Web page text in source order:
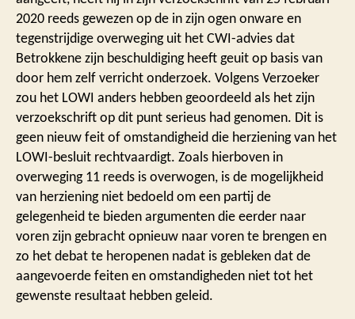
2020 reeds gewezen op de in zijn ogen onware en
tegenstrijdige overweging uit het CWI-advies dat
Betrokkene zijn beschuldiging heeft geuit op basis van
door hem zelf verricht onderzoek. Volgens Verzoeker
zou het LOWI anders hebben geoordeeld als het zijn
verzoekschrift op dit punt serieus had genomen. Dit is
geen nieuw feit of omstandigheid die herziening van het
LOWI-besluit rechtvaardigt. Zoals hierboven in
overweging 11 reeds is overwogen, is de mogelijkheid
van herziening niet bedoeld om een partij de
gelegenheid te bieden argumenten die eerder naar
voren zijn gebracht opnieuw naar voren te brengen en
zo het debat te heropenen nadat is gebleken dat de
aangevoerde feiten en omstandigheden niet tot het
gewenste resultaat hebben geleid.